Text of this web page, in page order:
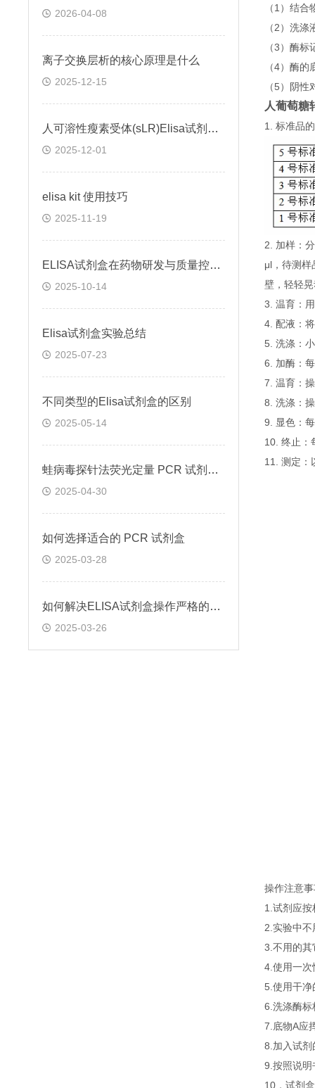
2026-04-08
离子交换层析的核心原理是什么
2025-12-15
人可溶性瘦素受体(sLR)Elisa试剂盒可溶性受体的作用
2025-12-01
elisa kit 使用技巧
2025-11-19
ELISA试剂盒在药物研发与质量控制中的应用实践
2025-10-14
Elisa试剂盒实验总结
2025-07-23
不同类型的Elisa试剂盒的区别
2025-05-14
蛙病毒探针法荧光定量 PCR 试剂盒定量定性检测
2025-04-30
如何选择适合的 PCR 试剂盒
2025-03-28
如何解决ELISA试剂盒操作严格的问题
2025-03-26
（1）结
（2）洗
（3）酶
（4）酶的
（5）阴
人葡萄糖
1. 标准品
2. 加样：
μl，待测样
壁，轻轻
3. 温育：
4. 配液：
5. 洗涤：
6. 加酶：
7. 温育：
8. 洗涤：
9. 显色：
10. 终止：
11. 测定：
操作注意
1.试剂应
2.实验中
3.不用的其
4.使用一次
5.使用干净
6.洗涤酶标
7.底物A应
8.加入试剂
9.按照说明
10．试剂